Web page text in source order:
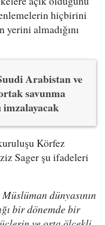
hiçbirini
yerini almadığını
Arabistan ve
savunma
imzalayacak
Körfez
Sager şu ifadeleri
dünyasının
bir dönemde bir